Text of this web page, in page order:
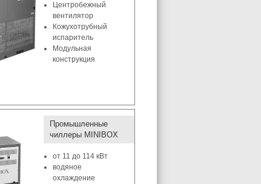
Центробежный
вентилятор
Кожухотрубный
испаритель
Модульная
конструкция
Промышленные
чиллеры MINIBOX
от 11 до 114 кВт
водяное
охлаждение